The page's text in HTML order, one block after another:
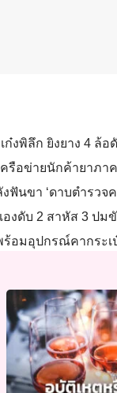
งพิลึก ยิงยาง 4 ล้
ครือข่ายนักค้ายาภา
ฟันขา ‘ดาบตำรวจค
องดับ 2 สาหัส 3 ป
อมอุปกรณ์คากระเ